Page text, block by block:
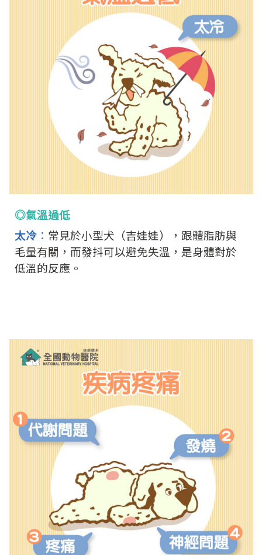
◎氣溫過低
太冷 ： 常見於小型犬（吉娃娃），跟體脂肪與
毛量有關，而發抖可以避免失溫，是身體對於
低溫的反應。